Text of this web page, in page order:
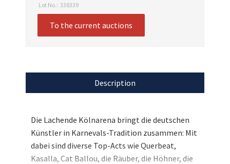
Lot No.: 338339
To the current auctions
Description
Die Lachende Kölnarena bringt die deutschen
Künstler in Karnevals-Tradition zusammen: Mit
dabei sind diverse Top-Acts wie Querbeat,
Kasalla, Cat Ballou, die Räuber, die Höhner, die